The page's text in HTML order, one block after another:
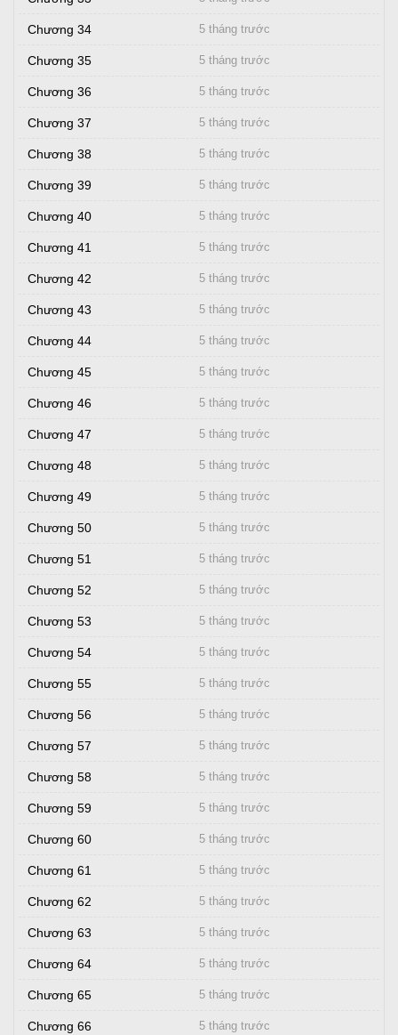
Chương 34 5 tháng trước
Chương 35 5 tháng trước
Chương 36 5 tháng trước
Chương 37 5 tháng trước
Chương 38 5 tháng trước
Chương 39 5 tháng trước
Chương 40 5 tháng trước
Chương 41 5 tháng trước
Chương 42 5 tháng trước
Chương 43 5 tháng trước
Chương 44 5 tháng trước
Chương 45 5 tháng trước
Chương 46 5 tháng trước
Chương 47 5 tháng trước
Chương 48 5 tháng trước
Chương 49 5 tháng trước
Chương 50 5 tháng trước
Chương 51 5 tháng trước
Chương 52 5 tháng trước
Chương 53 5 tháng trước
Chương 54 5 tháng trước
Chương 55 5 tháng trước
Chương 56 5 tháng trước
Chương 57 5 tháng trước
Chương 58 5 tháng trước
Chương 59 5 tháng trước
Chương 60 5 tháng trước
Chương 61 5 tháng trước
Chương 62 5 tháng trước
Chương 63 5 tháng trước
Chương 64 5 tháng trước
Chương 65 5 tháng trước
Chương 66 5 tháng trước